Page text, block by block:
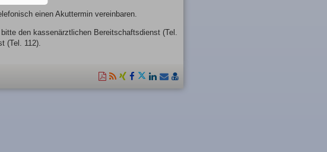
einen Akuttermin vereinbaren.
den kassenärztlichen Bereitschaftsdienst (Tel.
(Tel. 112).
DieseRSS-
AufAufAufAufPervCard